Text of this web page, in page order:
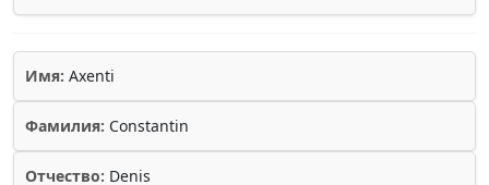
Имя: Axenti
Фамилия: Constantin
Отчество: Denis